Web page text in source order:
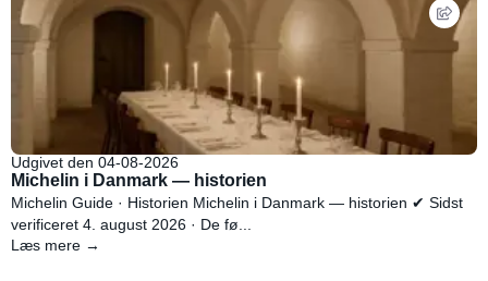
Udgivet den 04-08-2026
Michelin i Danmark — historien
Michelin Guide · Historien Michelin i Danmark — historien ✔ Sidst
verificeret 4. august 2026 · De fø...
Læs mere →